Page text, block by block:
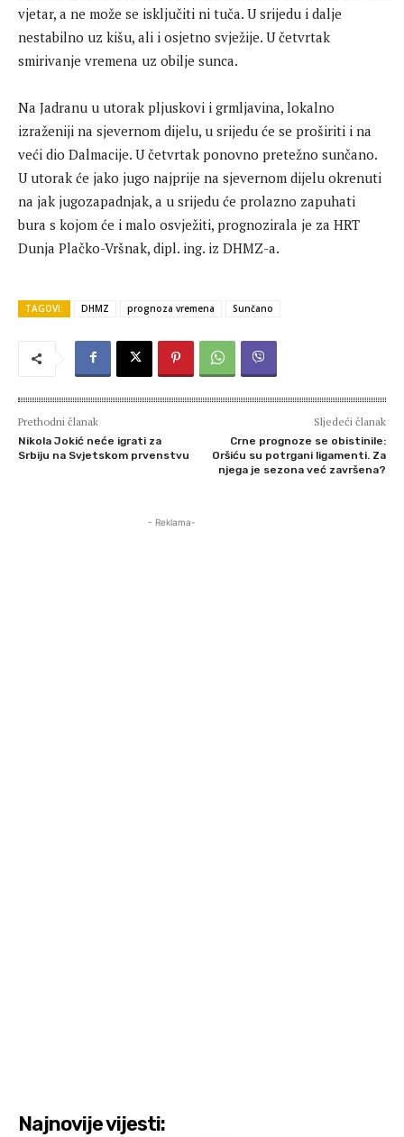
vjetar, a ne može se isključiti ni tuča. U srijedu i dalje
nestabilno uz kišu, ali i osjetno svježije. U četvrtak
smirivanje vremena uz obilje sunca.
Na Jadranu u utorak pljuskovi i grmljavina, lokalno
izraženiji na sjevernom dijelu, u srijedu će se proširiti i na
veći dio Dalmacije. U četvrtak ponovno pretežno sunčano.
U utorak će jako jugo najprije na sjevernom dijelu okrenuti
na jak jugozapadnjak, a u srijedu će prolazno zapuhati
bura s kojom će i malo osvježiti, prognozirala je za HRT
Dunja Plačko-Vršnak, dipl. ing. iz DHMZ-a.
TAGOVI: DHMZ prognoza vremena Sunčano
Prethodni članak
Nikola Jokić neće igrati za
Srbiju na Svjetskom prvenstvu
Sljedeći članak
Crne prognoze se obistinile:
Oršiću su potrgani ligamenti. Za
njega je sezona već završena?
- Reklama-
Najnovije vijesti: